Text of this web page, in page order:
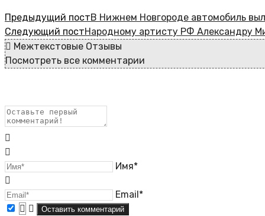
Предыдущий постВ Нижнем Новгороде автомобиль
Следующий постНародному артисту РФ Александру
Межтекстовые Отзывы
Посмотреть все комментарии
Имя*
Email*